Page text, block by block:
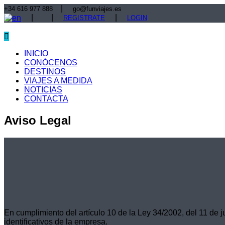
+34 616 977 888 go@funviajes.es
REGISTRATE LOGIN
INICIO
CONÓCENOS
DESTINOS
VIAJES A MEDIDA
NOTICIAS
CONTACTA
Aviso Legal
En cumplimiento del artículo 10 de la Ley 34/2002, del 11
identificativos de la empresa.